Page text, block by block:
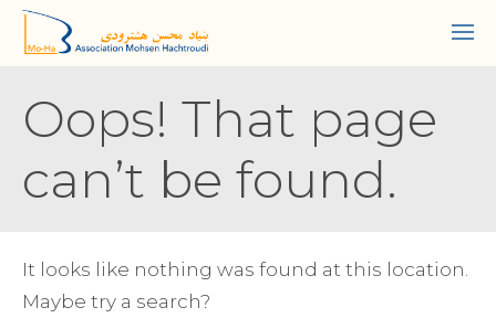
Oops! That page
can’t be found.
It looks like nothing was found at this location.
Maybe try a search?